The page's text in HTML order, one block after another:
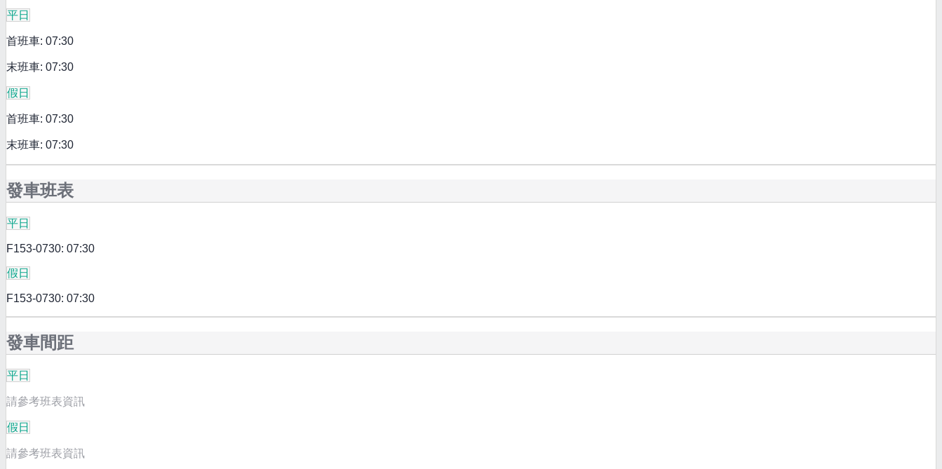
平日
首班車: 07:30
末班車: 07:30
假日
首班車: 07:30
末班車: 07:30
發車班表
平日
F153-0730: 07:30
假日
F153-0730: 07:30
發車間距
平日
請參考班表資訊
假日
請參考班表資訊